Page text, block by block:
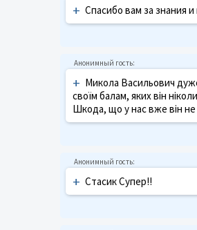
+ Спасибо вам за знания
+ Микола Васильович
своїм балам, яких він
Шкода, що у нас вже він
+ Стасик Супер!!